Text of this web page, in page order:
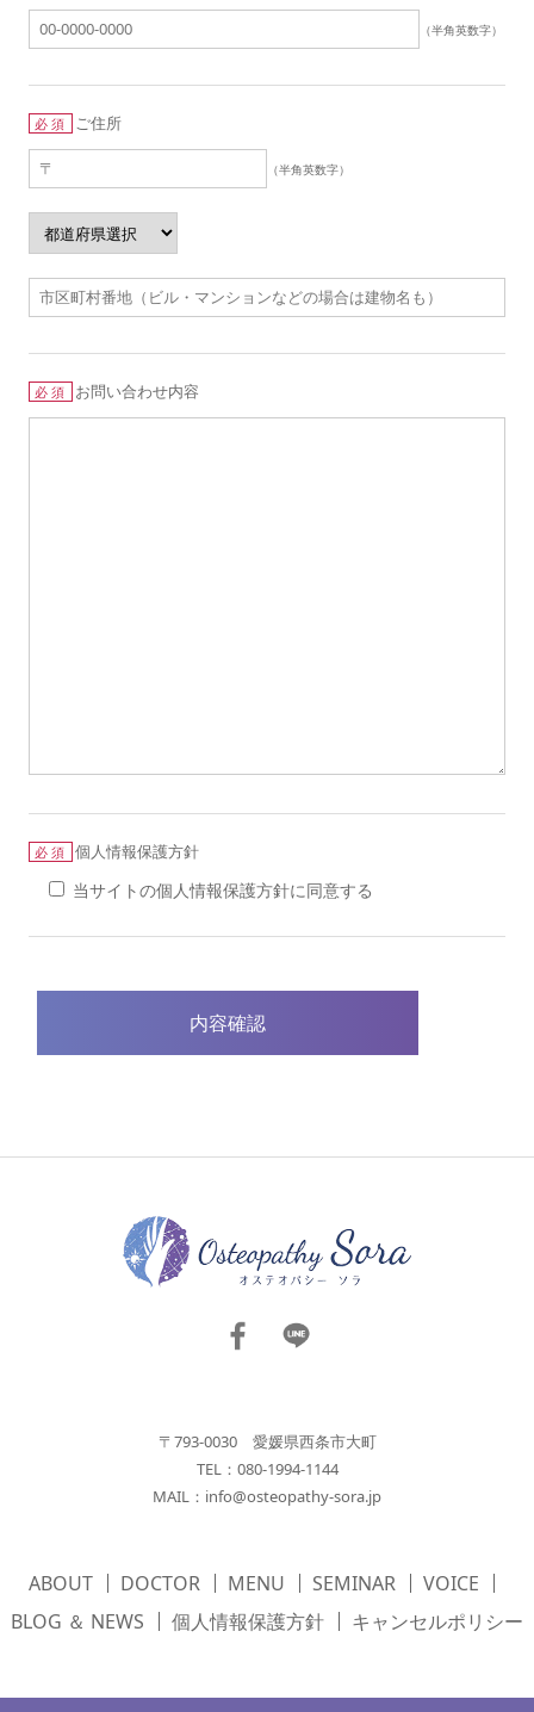
（半角英数字）
必須 ご住所
（半角英数字）
必須 お問い合わせ内容
必須 個人情報保護方針
当サイトの個人情報保護方針に同意する
〒793-0030 愛媛県西条市大町
TEL：080-1994-1144
MAIL： info@osteopathy-sora.jp
ABOUT DOCTOR MENU SEMINAR
VOICE
BLOG ＆ NEWS
個人情報保護方針 キャンセルポリシー